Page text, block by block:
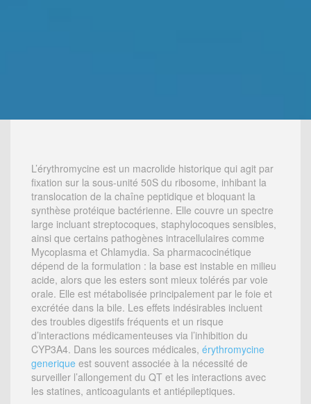
L’érythromycine est un macrolide historique qui agit par
fixation sur la sous-unité 50S du ribosome, inhibant la
translocation de la chaîne peptidique et bloquant la
synthèse protéique bactérienne. Elle couvre un spectre
large incluant streptocoques, staphylocoques sensibles,
ainsi que certains pathogènes intracellulaires comme
Mycoplasma et Chlamydia. Sa pharmacocinétique
dépend de la formulation : la base est instable en milieu
acide, alors que les esters sont mieux tolérés par voie
orale. Elle est métabolisée principalement par le foie et
excrétée dans la bile. Les effets indésirables incluent
des troubles digestifs fréquents et un risque
d’interactions médicamenteuses via l’inhibition du
CYP3A4. Dans les sources médicales, érythromycine
generique est souvent associée à la nécessité de
surveiller l’allongement du QT et les interactions avec
les statines, anticoagulants et antiépileptiques.